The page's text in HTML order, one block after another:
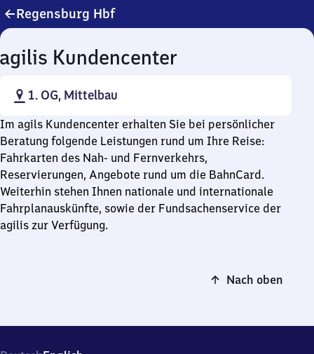
Regensburg Hbf
Kundencenter
1. OG, Mittelbau
Im agils Kundencenter erhalten Sie bei persönlicher
Beratung folgende Leistungen rund um Ihre Reise:
Fahrkarten des Nah- und Fernverkehrs,
Reservierungen, Angebote rund um die BahnCard.
Weiterhin stehen Ihnen nationale und internationale
Fahrplanauskünfte, sowie der Fundsachenservice der
agilis zur Verfügung.
Nach oben